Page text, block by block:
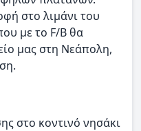
στο λιμάνι του
με το F/B θα
μας στη Νεάπολη,
στο κοντινό νησάκι